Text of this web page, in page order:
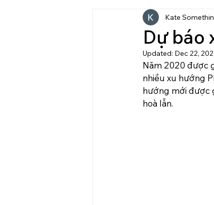
Kate tuyển dụng
Dự báo
Kate
Updated: Dec 22,
Năm 2020 được
nhiều xu hướng
hướng mới được
hoà lẫn.